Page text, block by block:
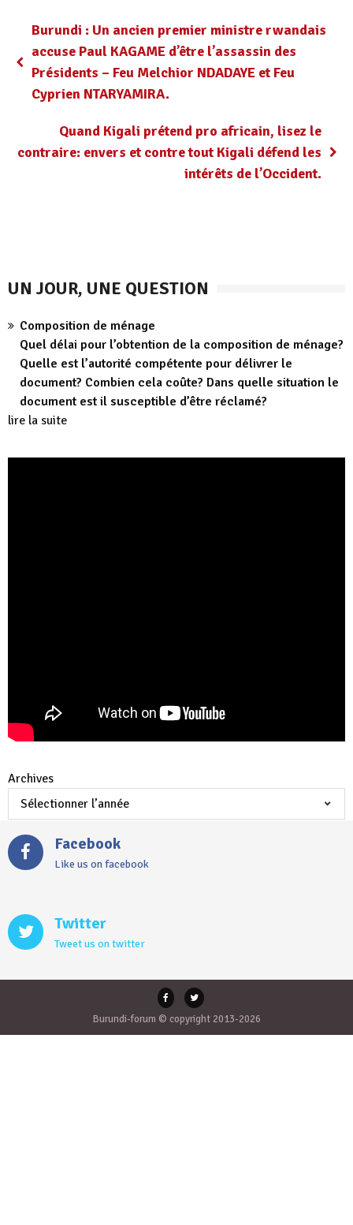
Burundi : Un ancien premier ministre rwandais
accuse Paul KAGAME d’être l’assassin des
Présidents – Feu Melchior NDADAYE et Feu
Cyprien NTARYAMIRA.
Quand Kigali prétend pro africain, lisez le
contraire: envers et contre tout Kigali défend les
intérêts de l’Occident.
UN JOUR, UNE QUESTION
Composition de ménage
Quel délai pour l’obtention de la composition de ménage?
Quelle est l’autorité compétente pour délivrer le
document? Combien cela coûte? Dans quelle situation le
document est il susceptible d’être réclamé?
lire la suite
Archives
Facebook
Like us on facebook
Twitter
Tweet us on twitter
Burundi-forum © copyright 2013-2026